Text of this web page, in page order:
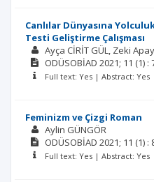
Canlılar Dünyasına
Testi Geliştirme Çalışması
Ayça CİRİT GÜL Zeki
ODÜSOBİAD 2021; 11 (1) :
Full text: Yes | Abstract:
Feminizm ve Çizgi Roman
Aylin GÜNGÖR
ODÜSOBİAD 2021; 11 (1) :
Full text: Yes | Abstract: